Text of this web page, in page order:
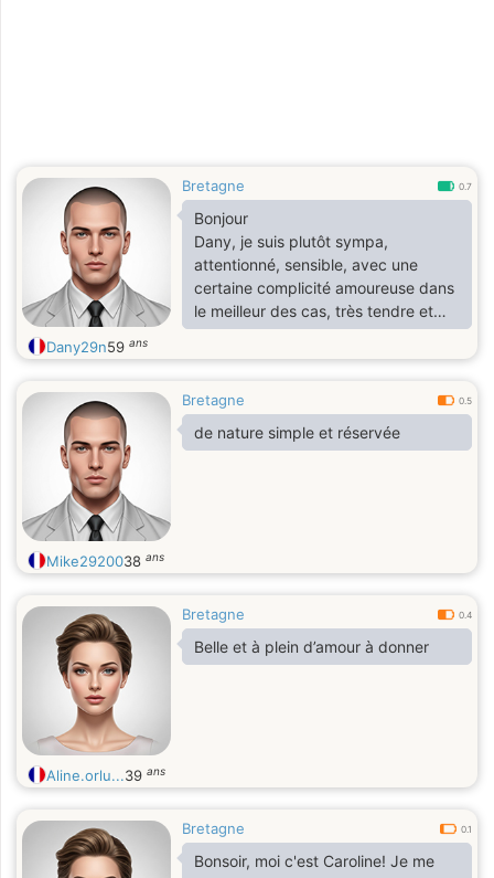
Bretagne 0.7
Bonjour
Dany, je suis plutôt sympa,
attentionné, sensible, avec une
certaine complicité amoureuse dans
le meilleur des cas, très tendre et
sincère
Dany29n59 ans
Bretagne 0.5
de nature simple et réservée
Mike2920038 ans
Bretagne 0.4
Belle et à plein d’amour à donner
Aline.orlu...39 ans
Bretagne 0.1
Bonsoir, moi c'est Caroline! Je me